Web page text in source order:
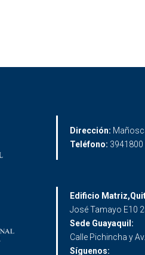
Dirección:
Teléfono: 3941800
Edificio
José Tamayo E10
Sede Guayaquil:
Calle Pichincha y
Síguenos: